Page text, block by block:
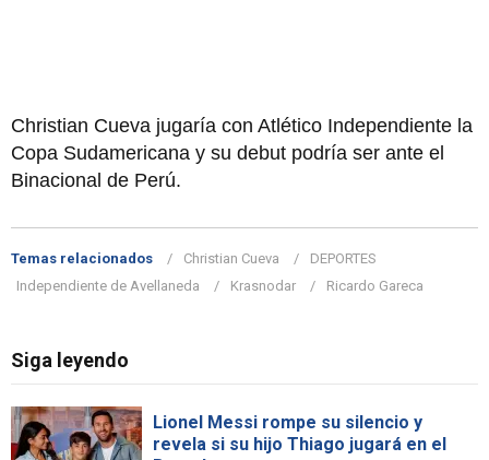
Christian Cueva jugaría con Atlético Independiente la
Copa Sudamericana y su debut podría ser ante el
Binacional de Perú.
Temas relacionados Christian Cueva
DEPORTES
Independiente de Avellaneda
Krasnodar Ricardo Gareca
Siga leyendo
Lionel Messi rompe su silencio y
revela si su hijo Thiago jugará en el